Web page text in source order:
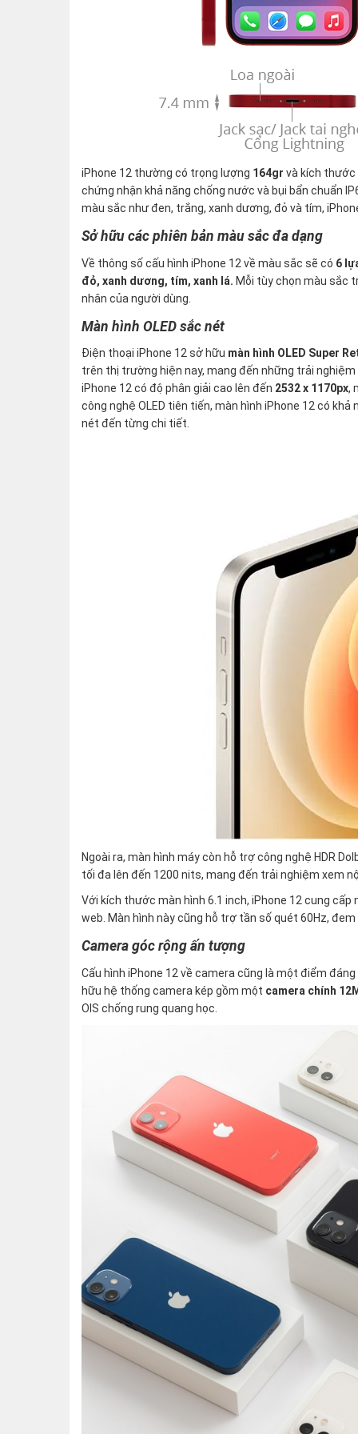
iPhone 12 thường có trọng lượng 164gr và kích thước
chứng nhận khả năng chống nước và bụi bẩn chuẩn
màu sắc như đen, trắng, xanh dương, đỏ và tím,
Sở hữu các phiên bản màu sắc đa dạng
Về thông số cấu hình iPhone 12 về màu sắc sẽ có 6
đỏ, xanh dương, tím, xanh lá. Mỗi tùy chọn màu sắc
nhân của người dùng.
Màn hình OLED sắc nét
Điện thoại iPhone 12 sở hữu màn hình OLED Super
trên thị trường hiện nay, mang đến những trải
iPhone 12 có độ phân giải cao lên đến 2532 x 1170px,
công nghệ OLED tiên tiến, màn hình iPhone 12 có
nét đến từng chi tiết.
Ngoài ra, màn hình máy còn hỗ trợ công nghệ HDR
tối đa lên đến 1200 nits, mang đến trải nghiệm xem
Với kích thước màn hình 6.1 inch, iPhone 12 cung
web. Màn hình này cũng hỗ trợ tần số quét 60Hz,
Camera góc rộng ấn tượng
Cấu hình iPhone 12 về camera cũng là một điểm
hữu hệ thống camera kép gồm một camera chính
OIS chống rung quang học.